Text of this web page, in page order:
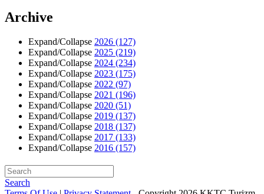
Archive
Expand/Collapse 2026 (127)
Expand/Collapse 2025 (219)
Expand/Collapse 2024 (234)
Expand/Collapse 2023 (175)
Expand/Collapse 2022 (97)
Expand/Collapse 2021 (196)
Expand/Collapse 2020 (51)
Expand/Collapse 2019 (137)
Expand/Collapse 2018 (137)
Expand/Collapse 2017 (133)
Expand/Collapse 2016 (157)
Search